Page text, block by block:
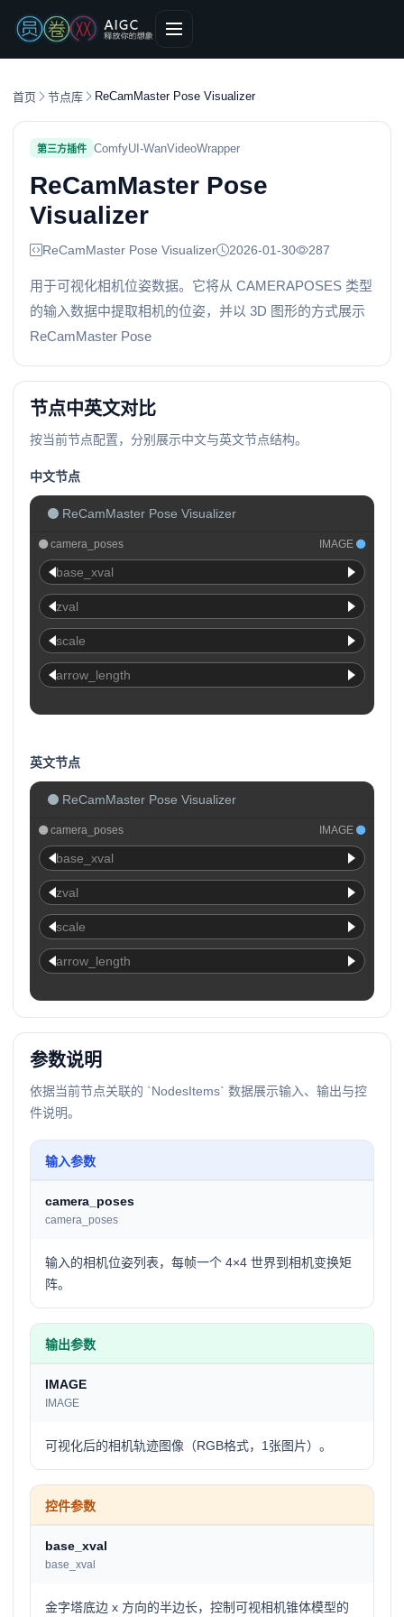
首页 节点库 ReCamMaster Pose Visualizer
第三方插件 ComfyUI-WanVideoWrapper
ReCamMaster Pose
Visualizer
ReCamMaster Pose Visualizer 2026-01-30 287
用于可视化相机位姿数据。它将从 CAMERAPOSES 类型
的输入数据中提取相机的位姿，并以 3D 图形的方式展示
ReCamMaster Pose
节点中英文对比
按当前节点配置，分别展示中文与英文节点结构。
中文节点
ReCamMaster Pose Visualizer
camera_poses IMAGE
base_xval
zval
scale
arrow_length
英文节点
ReCamMaster Pose Visualizer
camera_poses IMAGE
base_xval
zval
scale
arrow_length
参数说明
依据当前节点关联的 `NodesItems` 数据展示输入、输出与控
件说明。
输入参数
camera_poses
camera_poses
输入的相机位姿列表，每帧一个 4×4 世界到相机变换矩
阵。
输出参数
IMAGE
IMAGE
可视化后的相机轨迹图像（RGB格式，1张图片）。
控件参数
base_xval
base_xval
金字塔底边 x 方向的半边长，控制可视相机锥体模型的